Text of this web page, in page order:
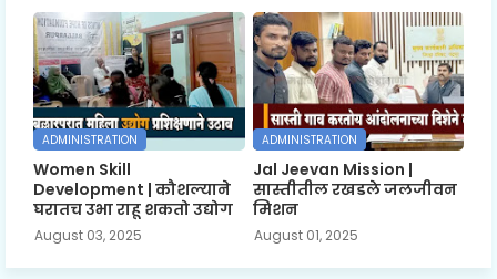
ADMINISTRATION
Women Skill
Development | कौशल्याने
घरातच उभा राहू शकतो उद्योग
August 03, 2025
ADMINISTRATION
Jal Jeevan Mission |
सास्तीतील रखडले जलजीवन
मिशन
August 01, 2025